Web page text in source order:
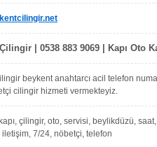
| 0538 883 9069 | Kapı Oto
beykent anahtarcı acil telefon
cilingir hizmeti vermekteyiz.
çilingir, oto, servisi, beylikdüzü,
iletişim, 7/24, nöbetçi, telefon